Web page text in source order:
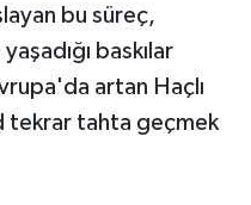
bu süreç,
baskılar
artan Haçlı
tekrar tahta geçmek